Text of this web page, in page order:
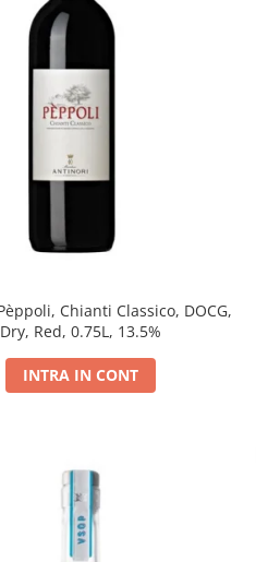
Chianti Classico, DOCG,
Dry, Red, 0.75L, 13.5%
INTRA IN CONT